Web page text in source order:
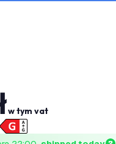
w tym vat